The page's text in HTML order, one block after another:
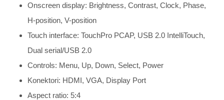
Onscreen display: Brightness, Contrast, Clock, Phase,
H-position, V-position
Touch interface: TouchPro PCAP, USB 2.0 IntelliTouch,
Dual serial/USB 2.0
Controls: Menu, Up, Down, Select, Power
Konektori: HDMI, VGA, Display Port
Aspect ratio: 5:4